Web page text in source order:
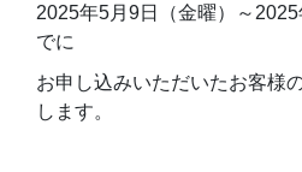
2025年5月9日（金曜）～
でに
お申し込みいただいたお客様
します。